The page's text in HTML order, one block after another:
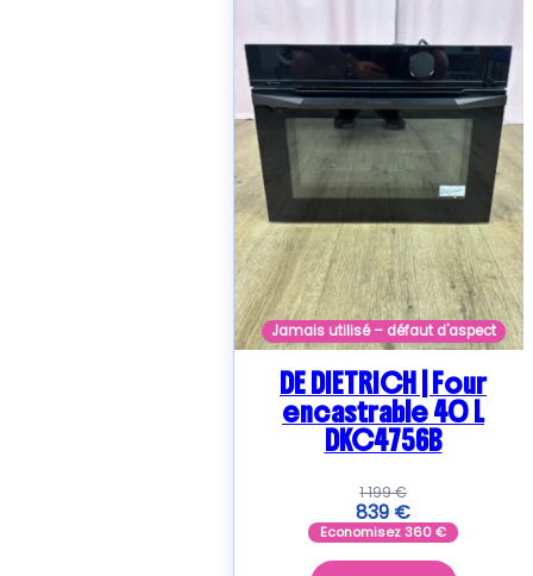
Jamais utilisé – défaut d'aspect
DE DIETRICH | Four
encastrable 40 L
DKC4756B
1 199€
839 €
Economisez360€